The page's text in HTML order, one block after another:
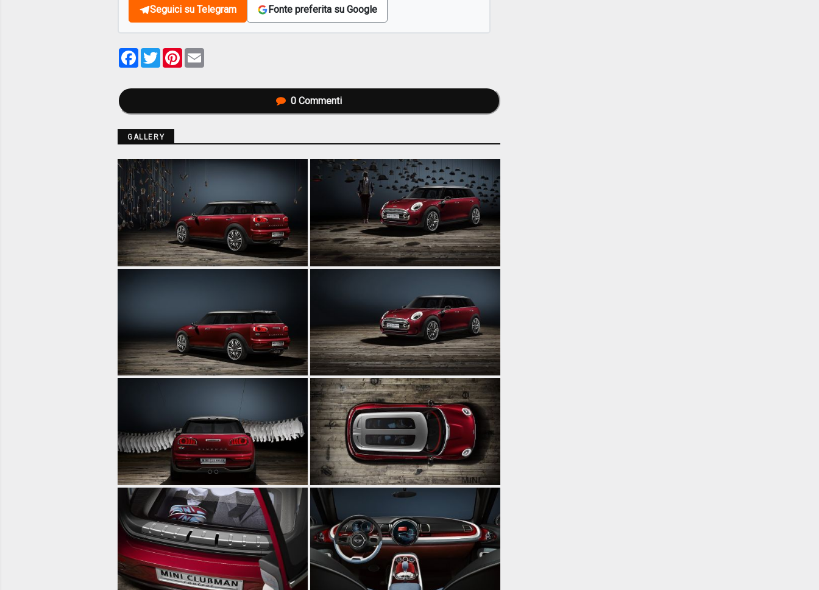
Seguici su Telegram Fonte preferita su Google
Facebook
TwitterPinterest
0 Commenti
GALLERY